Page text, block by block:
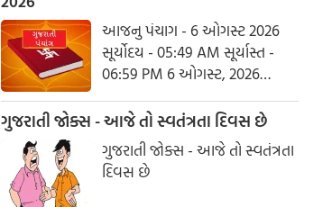
માન્યતાઓ અનુસાર, ભગવાન શિવે
આ મહિનામાં દેવી પાર્વતીને પોતાની
પત્ની તરીકે સ્વીકાર્યા હતા. ચાલો
જાણીએ કે આ વર્ષે શ્રાવણમાં કેટલા
સોમવાર હશે.
આજનુ પંચાગ - 6 ઓગસ્ટ 2026
સૂર્યોદય - 05:49 AM સૂર્યાસ્ત -
06:59 PM 6 ઓગસ્ટ, 2026
ગુરૂવાર આષાઢ વદ આઠમ - વિક્રમ
સંવત 2082
ગુજરાતી જોક્સ - આજે તો સ્વતંત્રતા દિવસ છે
ગુજરાતી જોક્સ - આજે તો સ્વતંત્રતા
દિવસ છે